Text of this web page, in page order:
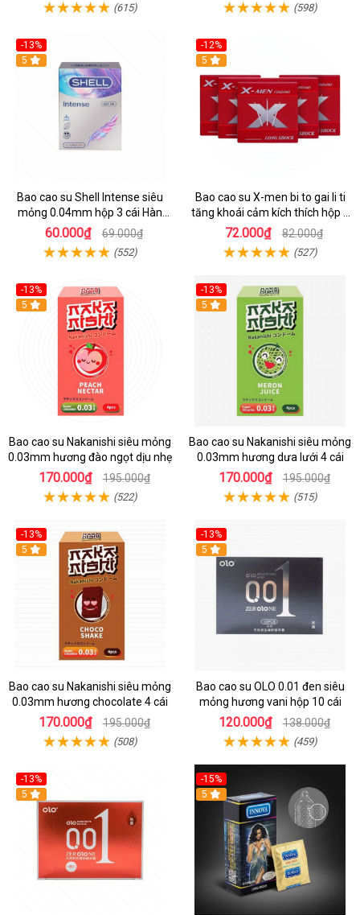
(615) (598)
-13%
Hot
5
Bao cao su Shell Intense siêu
mỏng 0.04mm hộp 3 cái Hàn
Quốc
60.000₫ 69.000₫
(552)
-12%
Hot
5
Bao cao su X-men bi to gai li ti
tăng khoái cảm kích thích hộp 1
cái
72.000₫ 82.000₫
(527)
-13%
Hot
5
Bao cao su Nakanishi siêu mỏng
0.03mm hương đào ngọt dịu nhẹ
170.000₫ 195.000₫
(522)
-13%
Hot
5
Bao cao su Nakanishi siêu mỏng
0.03mm hương dưa lưới 4 cái
170.000₫ 195.000₫
(515)
-13%
Hot
5
Bao cao su Nakanishi siêu mỏng
0.03mm hương chocolate 4 cái
170.000₫ 195.000₫
(508)
-13%
Hot
5
Bao cao su OLO 0.01 đen siêu
mỏng hương vani hộp 10 cái
120.000₫ 138.000₫
(459)
-13%
Hot
5
-15%
Hot
5